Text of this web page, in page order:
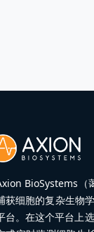
BioSystems（
获细胞的复杂生物
台。在这个平台上